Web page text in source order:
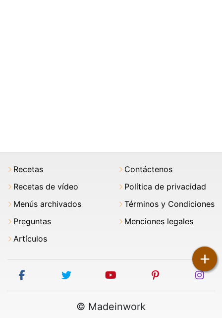
+
Recetas
Recetas de vídeo
Menús archivados
Preguntas
Artículos
Contáctenos
Política de privacidad
Términos y Condiciones
Menciones legales
facebook twitter youtube pinterest
© Madeinwork